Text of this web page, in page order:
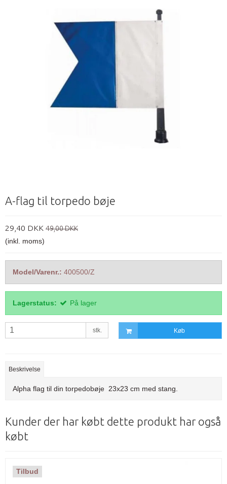
A-flag til torpedo bøje
29,40 DKK 49,00 DKK
(inkl. moms)
Model/Varenr.: 400500/Z
Lagerstatus: På lager
stk. Køb
Beskrivelse
Alpha flag til din torpedobøje 23x23 cm med stang.
Kunder der har købt dette produkt har også
købt
Tilbud